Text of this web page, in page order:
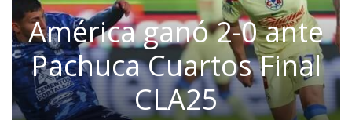
América ganó 2-0 ante
Pachuca Cuartos Final
CLA25